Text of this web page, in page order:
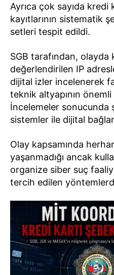
Ayrıca çok sayıda
kayıtlarının sistematik
setleri tespit edildi.
SGB tarafından, olayda
değerlendirilen IP
dijital izler incelenerek
teknik altyapının önemli
İncelemeler sonucunda
sistemler ile dijital
Olay kapsamında
yaşanmadığı ancak
organize siber suç
tercih edilen